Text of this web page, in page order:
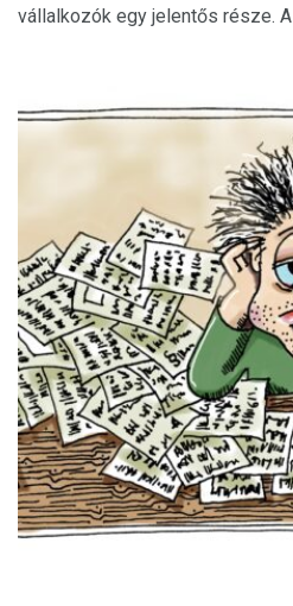
vállalkozók egy jelentős része. A